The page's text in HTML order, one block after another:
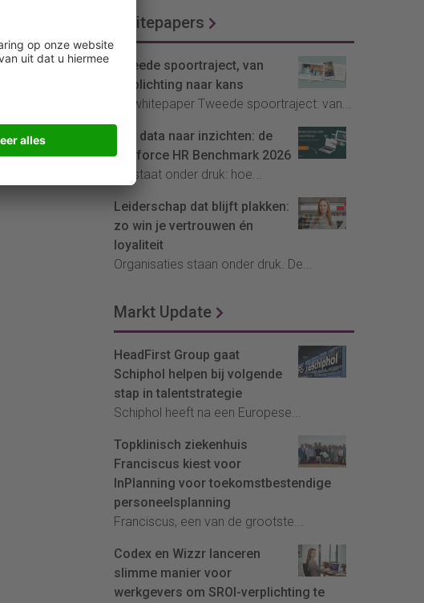
Whitepapers
Tweede spoortraject, van
verplichting naar kans
De whitepaper Tweede spoortraject: van...
Van data naar inzichten: de
Youforce HR Benchmark 2026
HR staat onder druk: hoe...
Leiderschap dat blijft plakken:
zo win je vertrouwen én
loyaliteit
Organisaties staan onder druk. De...
Markt Update
HeadFirst Group gaat
Schiphol helpen bij volgende
stap in talentstrategie
Schiphol heeft na een Europese...
Topklinisch ziekenhuis
Franciscus kiest voor
InPlanning voor toekomstbestendige
personeelsplanning
Franciscus, een van de grootste...
Codex en Wizzr lanceren
slimme manier voor
werkgevers om SROI-verplichting te